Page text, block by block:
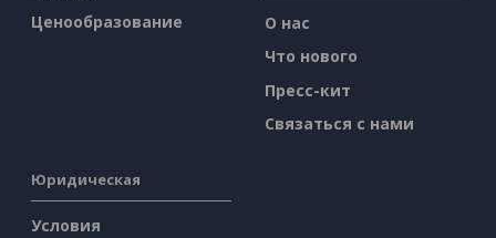
Ценообразование
О нас
Что нового
Пресс-кит
Связаться с нами
Юридическая
Условия